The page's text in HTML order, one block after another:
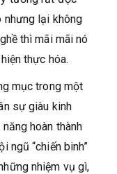
nhưng lại không
thì mãi mãi nó
thực hóa.
mục trong một
sự giàu kinh
hoàn thành
ngũ “chiến binh”
nhiệm vụ gì,